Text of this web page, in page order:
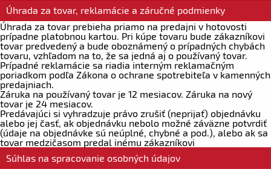
Úhrada za tovar, reklamácie a záručné podmienky
Úhrada za tovar prebieha priamo na predajni v hotovosti
prípadne platobnou kartou. Pri kúpe tovaru bude zákazníkovi
tovar predvedený a bude oboznámený o prípadných chybách
tovaru, vzhľadom na to, že sa jedná aj o používaný tovar.
Prípadné reklamácie sa riadia interným reklamačným
poriadkom podľa Zákona o ochrane spotrebiteľa v kamenných
predajniach.
Záruka na používaný tovar je 12 mesiacov. Záruka na nový
tovar je 24 mesiacov.
Predávajúci si vyhradzuje právo zrušiť (neprijať) objednávku
alebo jej časť, ak objednávku nebolo možné záväzne potvrdiť
(údaje na objednávke sú neúplné, chybné a pod.), alebo ak sa
tovar medzičasom predal inému zákazníkovi
Súhlas na spracovanie osobných údajov